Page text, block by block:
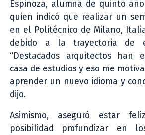
Espinoza, alumna de quinto
quien indicó que realizar un
en el Politécnico de Milano,
debido a la trayectoria de
“Destacados arquitectos han
casa de estudios y eso me
aprender un nuevo idioma y
dijo.
Asimismo, aseguró estar
posibilidad profundizar en